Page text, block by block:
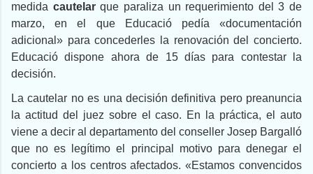
medida cautelarque paraliza un requerimiento del 3 de
marzo, en el que Educació pedía «documentación
adicional» para concederles la renovación del concierto.
Educació dispone ahora de 15 días para contestar la
decisión.
La cautelar no es una decisión definitiva pero preanuncia
la actitud del juez sobre el caso. En la práctica, el auto
viene a decir al departamento del conseller Josep Bargalló
que no es legítimo el principal motivo para denegar el
concierto a los centros afectados. «Estamos convencidos